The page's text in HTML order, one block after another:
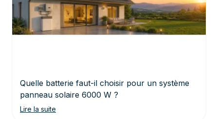
Quelle batterie faut-il choisir pour un système
panneau solaire 6000 W ?
Lire la suite